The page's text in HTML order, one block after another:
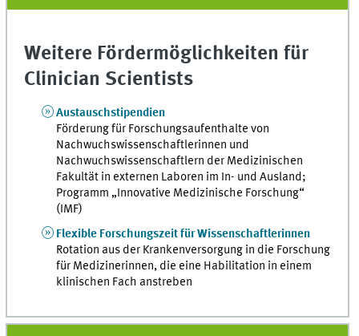
Weitere Fördermöglichkeiten für
Clinician Scientists
Austauschstipendien
Förderung für Forschungsaufenthalte von
Nachwuchswissenschaftlerinnen und
Nachwuchswissenschaftlern der Medizinischen
Fakultät in externen Laboren im In- und Ausland;
Programm „Innovative Medizinische Forschung“
(IMF)
Flexible Forschungszeit für Wissenschaftlerinnen
Rotation aus der Krankenversorgung in die Forschung
für Medizinerinnen, die eine Habilitation in einem
klinischen Fach anstreben